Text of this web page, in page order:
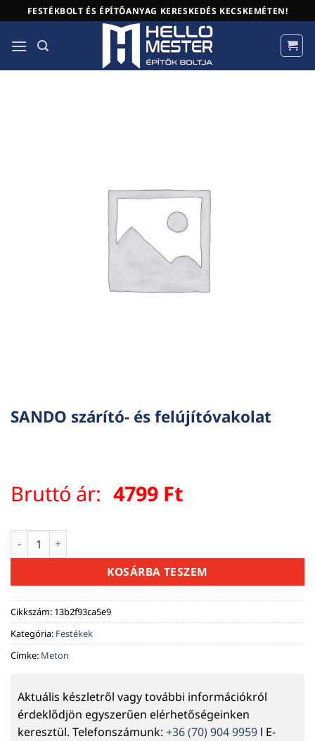
to
content
FESTÉKBOLT ÉS ÉPÍTŐANYAG KERESKEDÉS KECSKEMÉTEN!
SANDO szárító- és felújítóvakolat
Bruttó ár: 4799 Ft
SANDO szárító- és felújítóvakolat mennyiség
KOSÁRBA TESZEM
Cikkszám: 13b2f93ca5e9
Kategória: Festékek
Címke: Meton
Aktuális készletről vagy további információkról
érdeklődjön egyszerűen elérhetőségeinken
keresztül. Telefonszámunk: +36 (70) 904 9959 l E-